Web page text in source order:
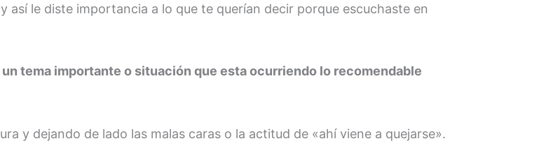
así le diste importancia a lo que te querían decir porque escuchaste en
tema importante o situación que esta ocurriendo lo recomendable
y dejando de lado las malas caras o la actitud de «ahí viene a quejarse».